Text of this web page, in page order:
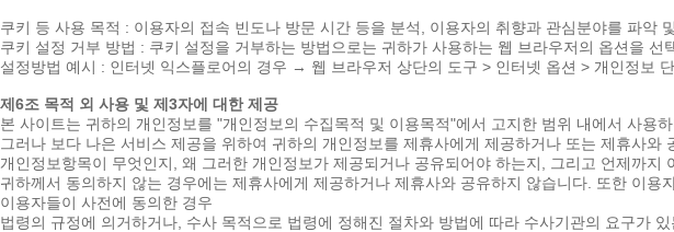
쿠키 등 사용 목적 : 이용자의 접속 빈도나 방문 시간 등을 분석, 이용자의 취향과 관심분야를 파
쿠키 설정 거부 방법 : 쿠키 설정을 거부하는 방법으로는 귀하가 사용하는 웹 브라우저의 옵션을
설정방법 예시 : 인터넷 익스플로어의 경우 → 웹 브라우저 상단의 도구 > 인터넷 옵션 > 개인정보
제6조 목적 외 사용 및 제3자에 대한 제공
본 사이트는 귀하의 개인정보를 "개인정보의 수집목적 및 이용목적"에서 고지한 범위 내에서 사용
그러나 보다 나은 서비스 제공을 위하여 귀하의 개인정보를 제휴사에게 제공하거나 또는 제휴사
개인정보항목이 무엇인지, 왜 그러한 개인정보가 제공되거나 공유되어야 하는지, 그리고 언제까
귀하께서 동의하지 않는 경우에는 제휴사에게 제공하거나 제휴사와 공유하지 않습니다. 또한 이
이용자들이 사전에 동의한 경우
법령의 규정에 의거하거나, 수사 목적으로 법령에 정해진 절차와 방법에 따라 수사기관의 요구가 있